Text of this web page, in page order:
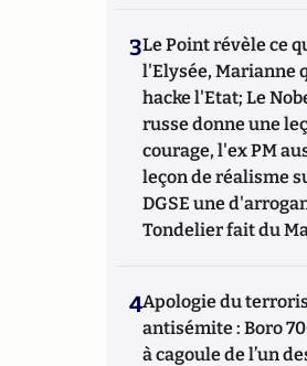
3Le Point révèle ce
l'Elysée, Marianne
hacke l'Etat; Le
russe donne une
courage, l'ex PM
leçon de réalisme
DGSE une
Tondelier fait du
4Apologie du
antisémite : Boro
à cagoule de l’un